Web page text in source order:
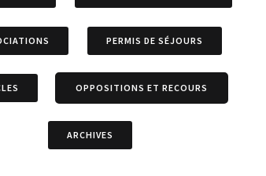
PERMIS DE SÉJOURS
OPPOSITIONS ET RECOURS
ARCHIVES